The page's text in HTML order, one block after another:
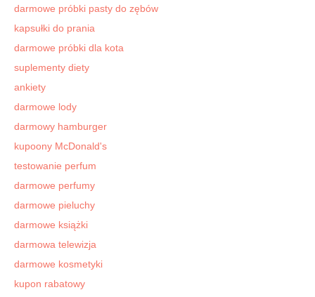
darmowe próbki pasty do zębów
kapsułki do prania
darmowe próbki dla kota
suplementy diety
ankiety
darmowe lody
darmowy hamburger
kupoony McDonald's
testowanie perfum
darmowe perfumy
darmowe pieluchy
darmowe książki
darmowa telewizja
darmowe kosmetyki
kupon rabatowy